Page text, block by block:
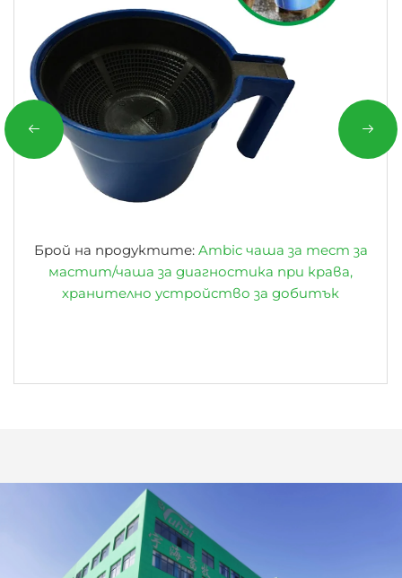
Брой на продуктите:Ambic чаша за тест за
мастит/чаша за диагностика при крава,
хранително устройство за добитък